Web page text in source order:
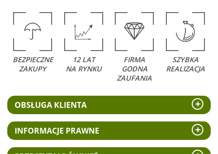
BEZPIECZNE
ZAKUPY
12 LAT
NA RYNKU
FIRMA
GODNA
ZAUFANIA
SZYBKA
REALIZACJA
OBSŁUGA KLIENTA
INFORMACJE PRAWNE